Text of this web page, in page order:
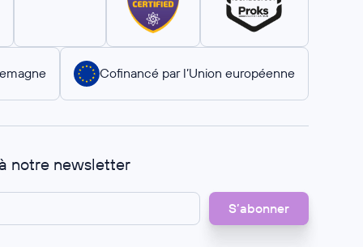
Cofinancé par l’Union européenne
notre newsletter